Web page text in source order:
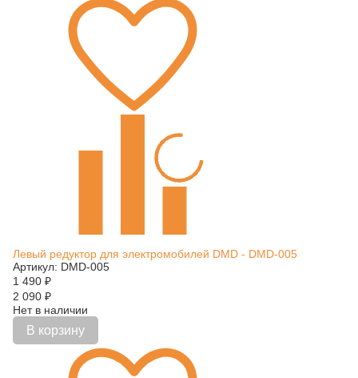
Левый редуктор для электромобилей DMD - DMD-005
Артикул: DMD-005
1 490 ₽
2 090 ₽
Нет в наличии
В корзину